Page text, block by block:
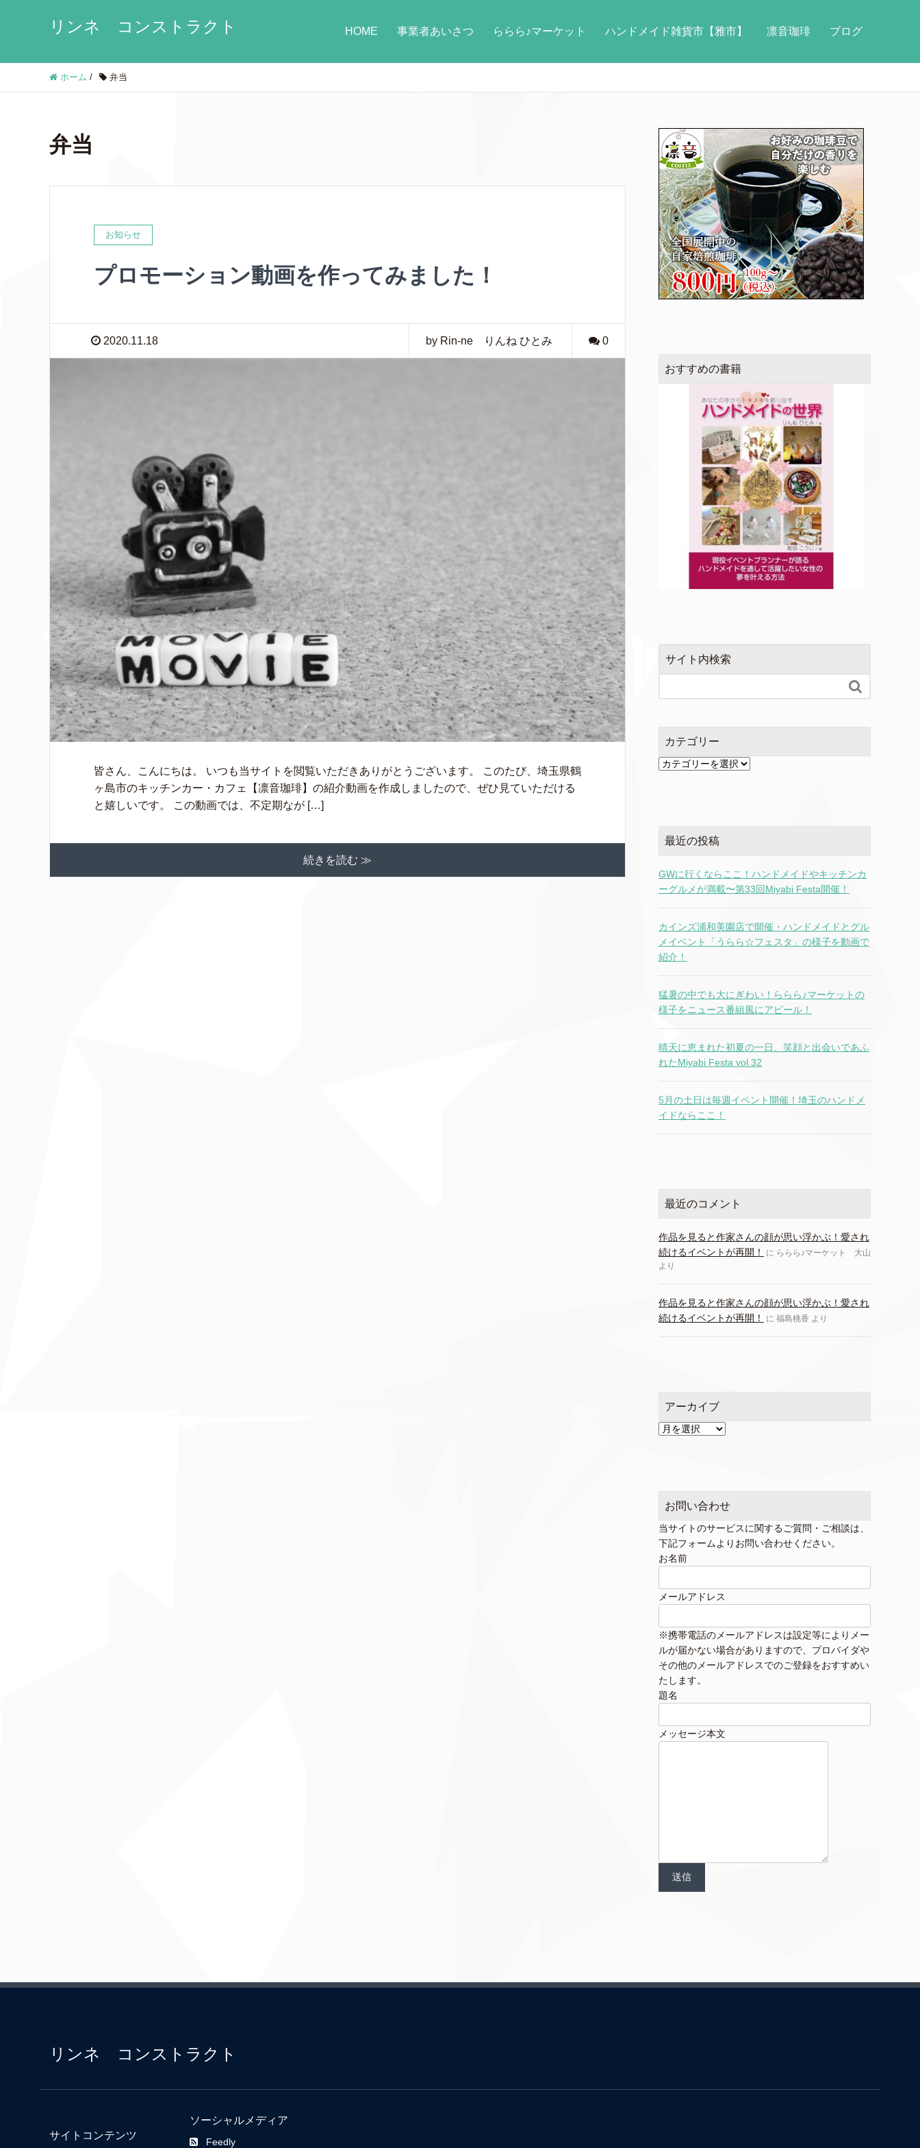
リンネ コンストラクト HOME 事業者あいさつ ららら♪マーケット ハンドメイド雑貨市【雅市】 凛音珈琲 ブログ
ホーム / 弁当
弁当
お知らせ
プロモーション動画を作ってみました！
2020.11.18 by Rin-ne りんね ひとみ 0
皆さん、こんにちは。 いつも当サイトを閲覧いただきありがとうございます。 このたび、埼玉県鶴
ヶ島市のキッチンカー・カフェ【凛音珈琲】の紹介動画を作成しましたので、ぜひ見ていただける
と嬉しいです。 この動画では、不定期なが […]
続きを読む ≫
おすすめの書籍
サイト内検索

カテゴリー
カ
最近の投稿
GWに行くならここ！ハンドメイドやキッチンカ
ーグルメが満載〜第33回Miyabi Festa開催！
カインズ浦和美園店で開催・ハンドメイドとグル
メイベント「うらら☆フェスタ」の様子を動画で
紹介！
猛暑の中でも大にぎわい！ららら♪マーケットの
様子をニュース番組風にアピール！
晴天に恵まれた初夏の一日、笑顔と出会いであふ
れたMiyabi Festa vol.32
5月の土日は毎週イベント開催！埼玉のハンドメ
イドならここ！
最近のコメント
作品を見ると作家さんの顔が思い浮かぶ！愛され
続けるイベントが再開！
に ららら♪マーケット 大山
より
作品を見ると作家さんの顔が思い浮かぶ！愛され
続けるイベントが再開！
に 福島桃香 より
アーカイブ
ア
お問い合わせ
当サイトのサービスに関するご質問・ご相談は、
下記フォームよりお問い合わせください。
お名前
メールアドレス
※携帯電話のメールアドレスは設定等によりメー
ルが届かない場合がありますので、プロバイダや
その他のメールアドレスでのご登録をおすすめい
たします。
題名
メッセージ本文
リンネ コンストラクト
サイトコンテンツ
ソーシャルメディア
Feedly